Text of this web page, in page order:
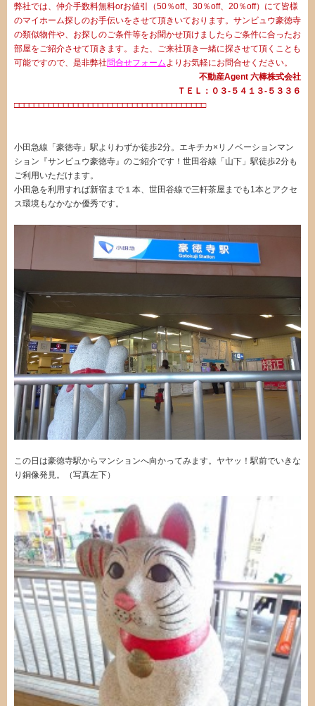
弊社では、仲介手数料無料orお値引（50％off、30％off、20％off）にて皆様
のマイホーム探しのお手伝いをさせて頂きいております。サンビュウ豪徳寺
の類似物件や、お探しのご条件等をお聞かせ頂けましたらご条件に合ったお
部屋をご紹介させて頂きます。また、ご来社頂き一緒に探させて頂くことも
可能ですので、是非弊社問合せフォームよりお気軽にお問合せください。
不動産Agent 六棒株式会社
ＴＥＬ：０３‐５４１３‐５３３６
□□□□□□□□□□□□□□□□□□□□□□□□□□□□□□□□□□□□□□□
小田急線「豪徳寺」駅よりわずか徒歩2分。エキチカ×リノベーションマン
ション『サンビュウ豪徳寺』のご紹介です！世田谷線「山下」駅徒歩2分も
ご利用いただけます。
小田急を利用すれば新宿まで１本、世田谷線で三軒茶屋までも1本とアクセ
ス環境もなかなか優秀です。
この日は豪徳寺駅からマンションへ向かってみます。ヤヤッ！駅前でいきな
り銅像発見。（写真左下）